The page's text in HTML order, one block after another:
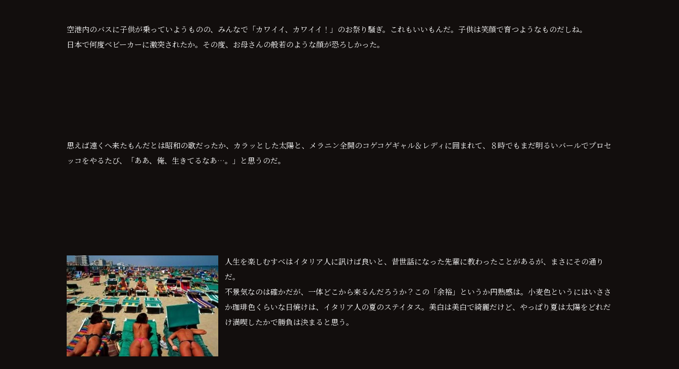
空港内のバスに子供が乗っていようものの、みんなで「カワイイ、カワイイ！」のお祭り騒ぎ。これもいいもんだ。子供は笑顔で育つようなものだしね。
日本で何度ベビーカーに激突されたか。その度、お母さんの般若のような顔が恐ろしかった。
思えば遠くへ来たもんだとは昭和の歌だったか、カラッとした太陽と、メラニン全開のコゲコゲギャル＆レディに囲まれて、８時でもまだ明るいバールでプロセ
ッコをやるたび、「ああ、俺、生きてるなあ…。」と思うのだ。
人生を楽しむすべはイタリア人に訊けば良いと、昔世話になった先輩に教わったことがあるが、まさにその通り
だ。
不景気なのは確かだが、一体どこから来るんだろうか？この「余裕」というか円熟感は。小麦色というにはいささ
か珈琲色くらいな日焼けは、イタリア人の夏のステイタス。美白は美白で綺麗だけど、やっぱり夏は太陽をどれだ
け満喫したかで勝負は決まると思う。